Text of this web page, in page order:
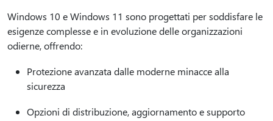
Windows 10 e Windows 11 sono progettati per soddisfare le
esigenze complesse e in evoluzione delle organizzazioni
odierne, offrendo:
Protezione avanzata dalle moderne minacce alla
sicurezza
Opzioni di distribuzione, aggiornamento e supporto